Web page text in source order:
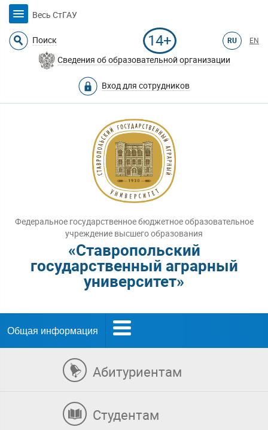
Весь СтГАУ
Поиск 14+ RU EN
Сведения об образовательной организации
Вход для сотрудников
Федеральное государственное бюджетное образовательное
учреждение высшего образования
«Ставропольский
государственный аграрный
университет»
Общая информация
Абитуриентам
Студентам